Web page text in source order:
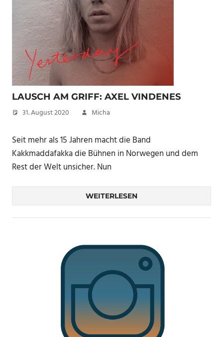
LAUSCH AM GRIFF: AXEL VINDENES
31. August 2020 Micha
Seit mehr als 15 Jahren macht die Band
Kakkmaddafakka die Bühnen in Norwegen und dem
Rest der Welt unsicher. Nun
WEITERLESEN